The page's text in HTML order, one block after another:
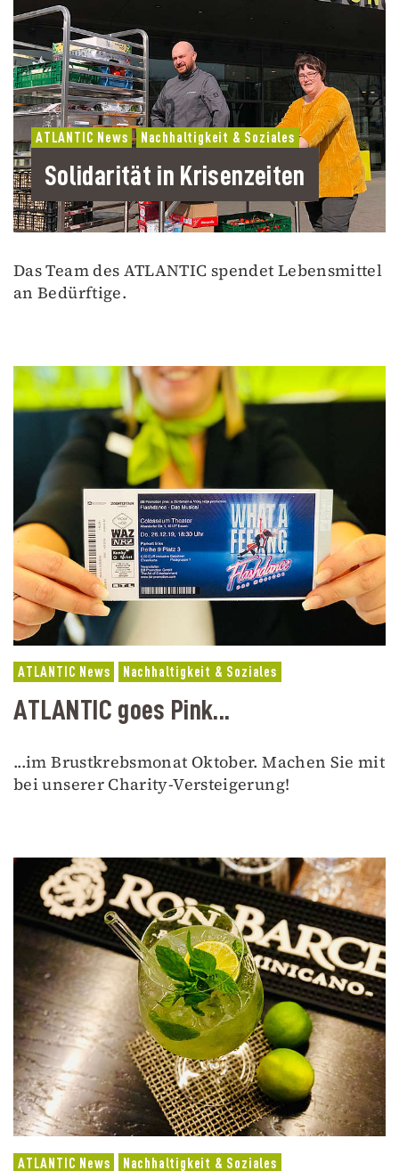
ATLANTIC News Nachhaltigkeit & Soziales
Solidarität in Krisenzeiten
Das Team des ATLANTIC spendet Lebensmittel
an Bedürftige.
ATLANTIC News Nachhaltigkeit & Soziales
ATLANTIC goes Pink...
...im Brustkrebsmonat Oktober. Machen Sie mit
bei unserer Charity-Versteigerung!
ATLANTIC News Nachhaltigkeit & Soziales